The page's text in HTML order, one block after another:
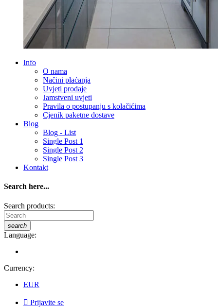
Info
O nama
Načini plaćanja
Uvjeti prodaje
Jamstveni uvjeti
Pravila o postupanju s kolačićima
Cjenik paketne dostave
Blog
Blog - List
Single Post 1
Single Post 2
Single Post 3
Kontakt
Search here...
Search products:
search
Language:
Currency:
EUR
 Prijavite se